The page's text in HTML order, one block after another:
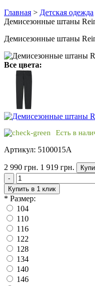
Главная > Детская одежда
Демисезонные штаны
Демисезонные штаны
Все цвета:
Есть в
Артикул: 5100015A
2 990 грн. 1 919 грн.
-
Купить в 1 клик
* Размер:
104
110
116
122
128
134
140
146